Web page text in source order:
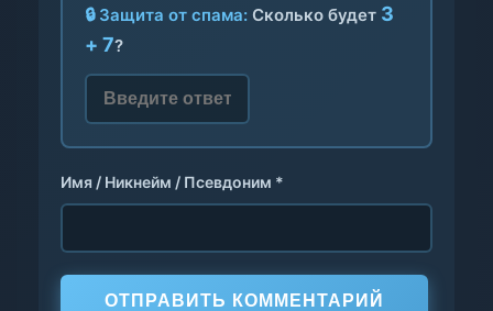
🔒 Защита от спама: Сколько будет 3
+ 7?
Имя / Никнейм / Псевдоним *
ОТПРАВИТЬ КОММЕНТАРИЙ